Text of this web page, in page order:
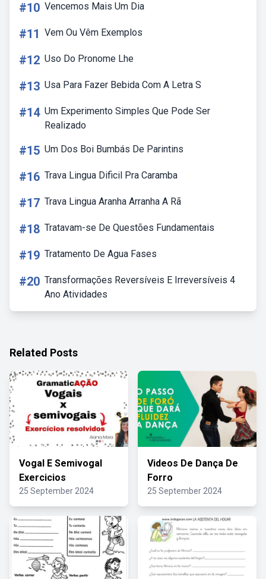
#10 Vencemos Mais Um Dia
#11 Vem Ou Vêm Exemplos
#12 Uso Do Pronome Lhe
#13 Usa Para Fazer Bebida Com A Letra S
#14 Um Experimento Simples Que Pode Ser
Realizado
#15 Um Dos Boi Bumbás De Parintins
#16 Trava Lingua Dificil Pra Caramba
#17 Trava Lingua Aranha Arranha A Rã
#18 Tratavam-se De Questões Fundamentais
#19 Tratamento De Agua Fases
#20 Transformações Reversíveis E Irreversíveis 4
Ano Atividades
Related Posts
Vogal E Semivogal
Exercicios
25 September 2024
Videos De Dança De
Forro
25 September 2024